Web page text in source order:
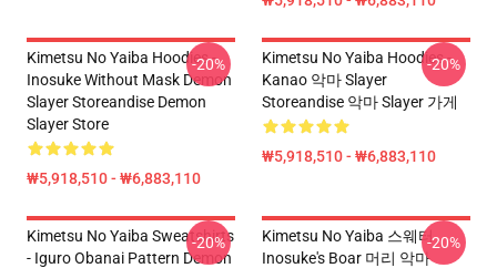
Kimetsu No Yaiba Hoodies -
Inosuke Without Mask Demon
Slayer Storeandise Demon
Slayer Store
₩5,918,510 - ₩6,883,110
-20%
Kimetsu No Yaiba Hoodies -
Kanao 악마 Slayer
Storeandise 악마 Slayer 가게
₩5,918,510 - ₩6,883,110
-20%
Kimetsu No Yaiba Sweatshirts
- Iguro Obanai Pattern Demon
-20%
Kimetsu No Yaiba 스웨터
Inosuke's Boar 머리 악마
-20%